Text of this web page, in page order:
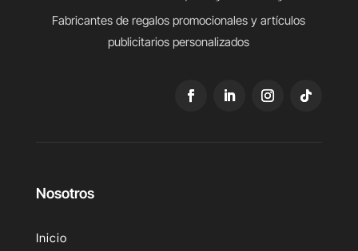
Fabricantes de regalos promocionales y artículos
publicitarios personalizados
Nosotros
Inicio